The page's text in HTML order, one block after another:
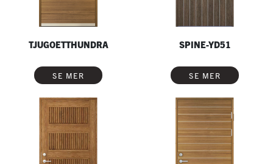
TJUGOETTHUNDRA
SE MER
SPINE-YD51
SE MER